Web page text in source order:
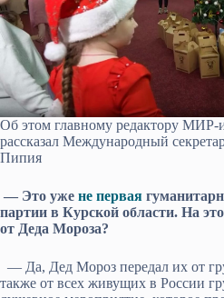
Об этом главному редактору
рассказал Международный
Пипия
— Это уже не первая
партии в Курской области. На
от Деда Мороза?
— Да, Дед Мороз передал их от
также от всех живущих в России